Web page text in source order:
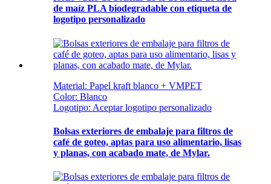
de maíz PLA biodegradable con etiqueta de
logotipo personalizado
Material: Papel kraft blanco + VMPET
Color: Blanco
Logotipo: Aceptar logotipo personalizado
Bolsas exteriores de embalaje para filtros de
café de goteo, aptas para uso alimentario, lisas
y planas, con acabado mate, de Mylar.